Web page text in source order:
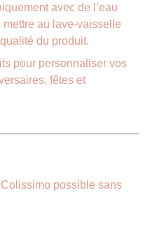
avec de l’eau
au lave-vaisselle
du produit.
pour personnaliser vos
fêtes et
possible sans